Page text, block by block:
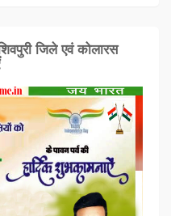
जिले एवं कोलारस